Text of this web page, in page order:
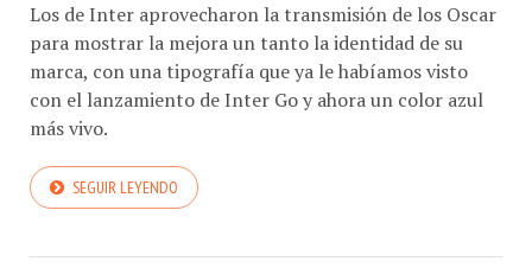
Los de Inter aprovecharon la transmisión de los Oscar
para mostrar la mejora un tanto la identidad de su
marca, con una tipografía que ya le habíamos visto
con el lanzamiento de Inter Go y ahora un color azul
más vivo.
SEGUIR LEYENDO